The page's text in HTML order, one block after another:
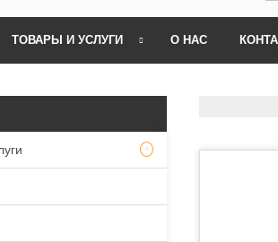
ТОВАРЫ И УСЛУГИ О НАС